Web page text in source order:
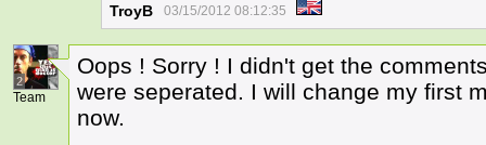
TroyB 03/15/2012 08:12:35
2
Team
Oops ! Sorry ! I didn't get the
were seperated. I will change my first
now.